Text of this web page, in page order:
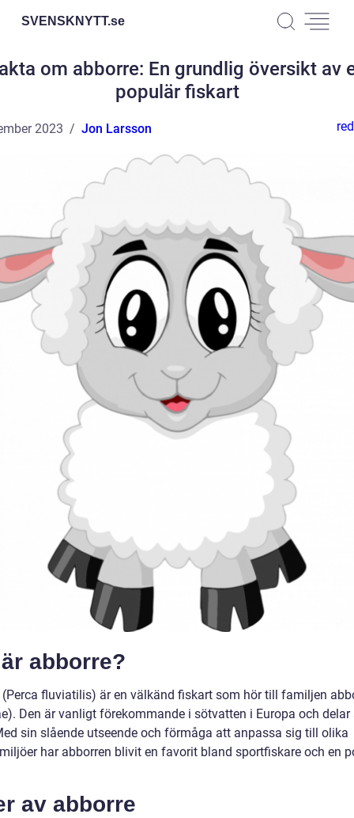
SVENSKNYTT.se
om abborre: En grundlig översikt av
populär fiskart
2023 Jon Larsson
abborre?
(Perca fluviatilis) är en välkänd fiskart som hör till familjen
Den är vanligt förekommande i sötvatten i Europa och delar
sin slående utseende och förmåga att anpassa sig till olika
har abborren blivit en favorit bland sportfiskare och en
av abborre